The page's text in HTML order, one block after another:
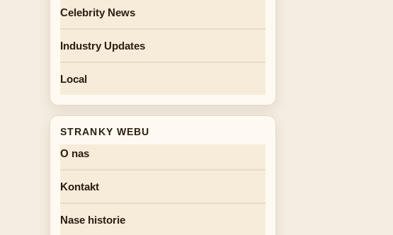
Celebrity News
Industry Updates
Local
STRANKY WEBU
O nas
Kontakt
Nase historie